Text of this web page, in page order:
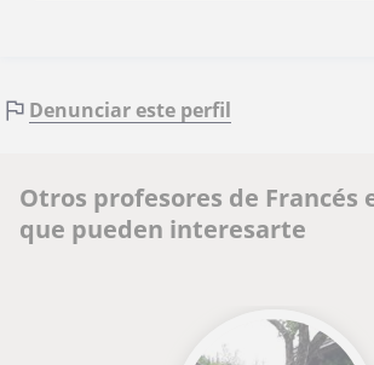
Denunciar este perfil
Otros profesores de Francés
que pueden interesarte